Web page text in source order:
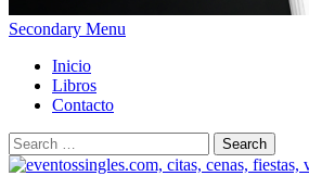
Secondary Menu
Inicio
Libros
Contacto
Search